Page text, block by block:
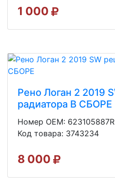
1 000
Рено Логан 2 2019
радиатора В СБОРЕ
Номер OEM: 623105887R
Код товара: 3743234
8 000